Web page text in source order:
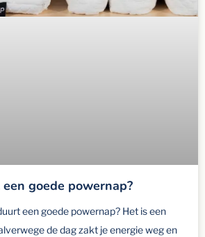
goede powernap?
een goede powernap? Het is een
de dag zakt je energie weg en